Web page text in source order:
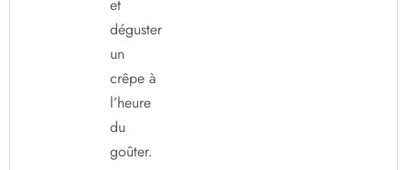
et
déguster
un
crêpe à
l’heure
du
goûter.